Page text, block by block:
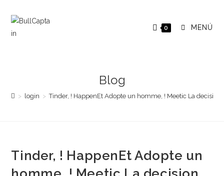
contenido
0 MENÚ
Blog
> login > Tinder, ! HappenEt Adopte un homme, ! Meetic La
Tinder, ! HappenEt Adopte un